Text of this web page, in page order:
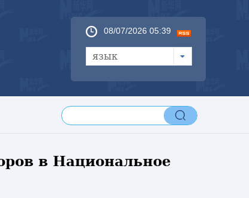
08/07/2026 05:39
язык
в Национальное